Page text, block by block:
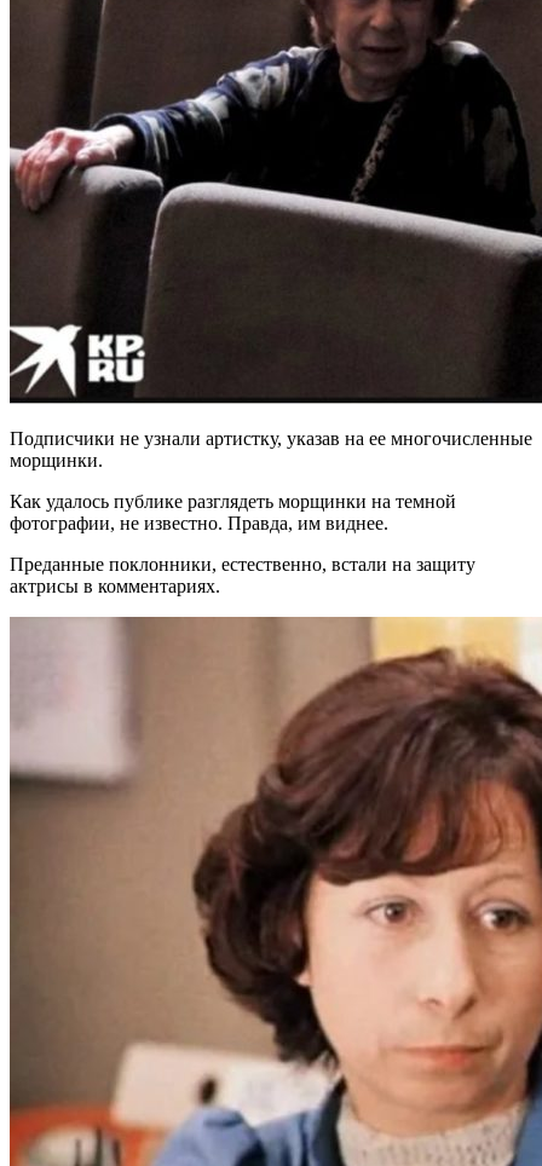
Подписчики не узнали артистку, указав на ее многочисленные
морщинки.
Как удалось публике разглядеть морщинки на темной
фотографии, не известно. Правда, им виднее.
Преданные поклонники, естественно, встали на защиту
актрисы в комментариях.